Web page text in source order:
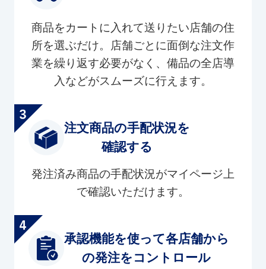
商品をカートに入れて送りたい店舗の住
所を選ぶだけ。店舗ごとに面倒な注文作
業を繰り返す必要がなく、備品の全店導
入などがスムーズに行えます。
注文商品の手配状況を
確認する
発注済み商品の手配状況がマイページ上
で確認いただけます。
承認機能を使って各店舗から
の発注をコントロール